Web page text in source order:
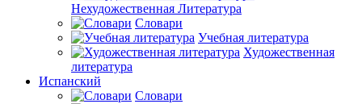
Нехудожественная Литература
Словари
Учебная литература
Художественная
литература
Испанский
Словари